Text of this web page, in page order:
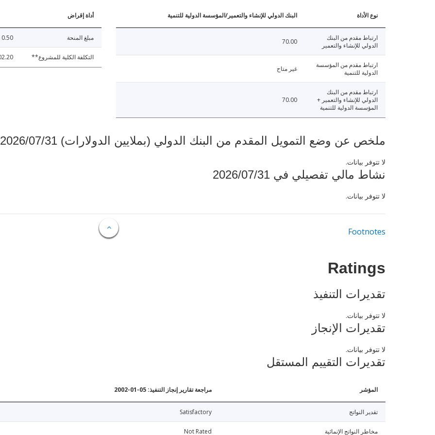
نوع الأداة البنك الدولي للإنشاء والتعمير/المؤسسة الدولية للتنمية
ارتباط مقدم من البنك
الدولي للإنشاء والتعمير
70.00
ارتباط مقدم من المؤسسة
الدولية للتنمية
غير متاح
ارتباط مقدم من البنك
الدولي للإنشاء والتعمير +
المؤسسة الدولية للتنمية
70.00
أداة إقراض
مبلغ المنحة 0.50
التكلفة الكلية للمشروع**
ملخص عن وضع التمويل المقدم من البنك الدولي (بملايين الدولارات) 2026/07/31
لا تتوفر بيانات.
نشاط مالي تفصيلي في 2026/07/31
لا تتوفر بيانات.
Footnotes
Ratings
تقديرات التنفيذ
لا تتوفر بيانات.
تقديرات الإنجاز
لا تتوفر بيانات.
تقديرات التقييم المستقل
المؤشر مراجعة تقارير إنجاز التنفيذ: 05-01-2002
تقدير النواتج Satisfactory
مخاطر النواتج الإنمائية Not Rated